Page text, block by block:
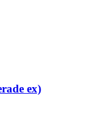
ex)